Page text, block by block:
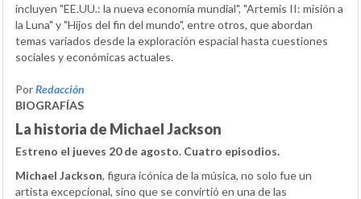
incluyen "EE.UU.: la nueva economía mundial", "Artemis II: misión a
la Luna" y "Hijos del fin del mundo", entre otros, que abordan
temas variados desde la exploración espacial hasta cuestiones
sociales y económicas actuales.
PorRedacción
BIOGRAFÍAS
La historia de Michael Jackson
Estreno el jueves 20 de agosto. Cuatro episodios.
Michael Jackson, figura icónica de la música, no solo fue un
artista excepcional, sino que se convirtió en una de las